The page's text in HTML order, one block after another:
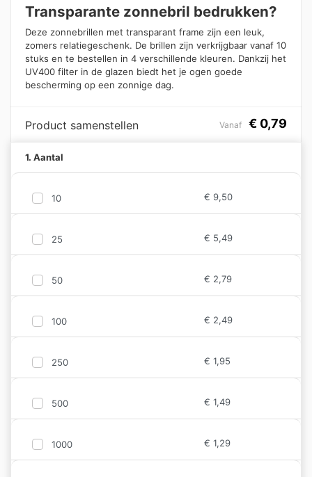
Transparante zonnebril bedrukken?
Deze zonnebrillen met transparant frame zijn een leuk,
zomers relatiegeschenk. De brillen zijn verkrijgbaar vanaf 10
stuks en te bestellen in 4 verschillende kleuren. Dankzij het
UV400 filter in de glazen biedt het je ogen goede
bescherming op een zonnige dag.
Product samenstellen Vanaf € 0,79
1. Aantal
10 € 9,50
25 € 5,49
50 € 2,79
100 € 2,49
250 € 1,95
500 € 1,49
1000 € 1,29